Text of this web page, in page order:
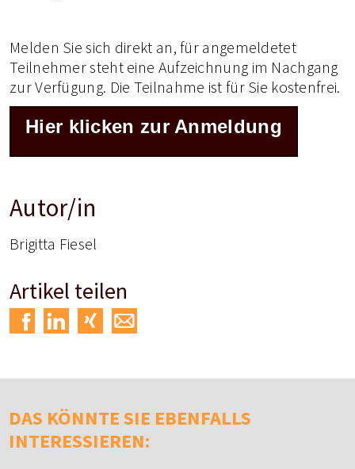
Melden Sie sich direkt an, für angemeldetet
Teilnehmer steht eine Aufzeichnung im Nachgang
zur Verfügung. Die Teilnahme ist für Sie kostenfrei.
Hier klicken zur Anmeldung
Autor/in
Brigitta Fiesel
Artikel teilen
DAS KÖNNTE SIE EBENFALLS
INTERESSIEREN: